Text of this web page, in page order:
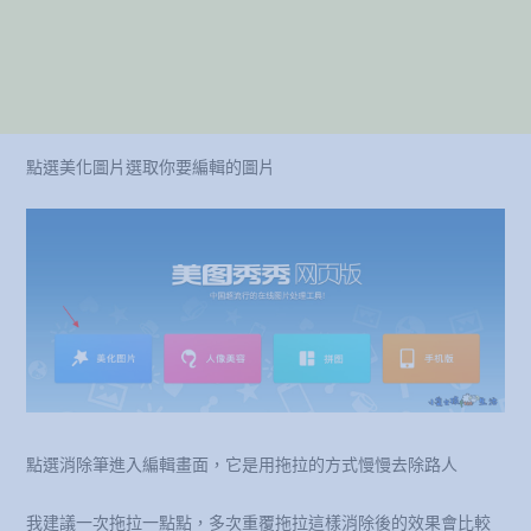
點選美化圖片選取你要編輯的圖片
點選消除筆進入編輯畫面，它是用拖拉的方式慢慢去除路人
我建議一次拖拉一點點，多次重覆拖拉這樣消除後的效果會比較